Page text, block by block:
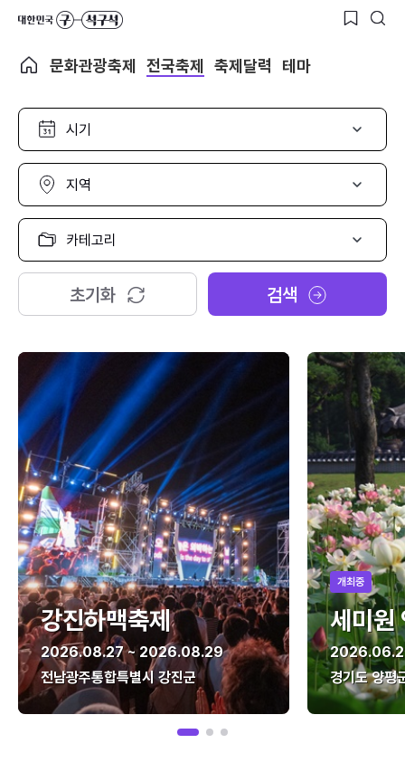
문화관광축제 전국축제 축제달력 테마
시
선
택
지
선
택
카
고
리
택
초기화 검색
강진하맥축제
2026.08.27 ~ 2026.08.29
전남광주통합특별시 강진군
개최중
세미원
경기도 양평